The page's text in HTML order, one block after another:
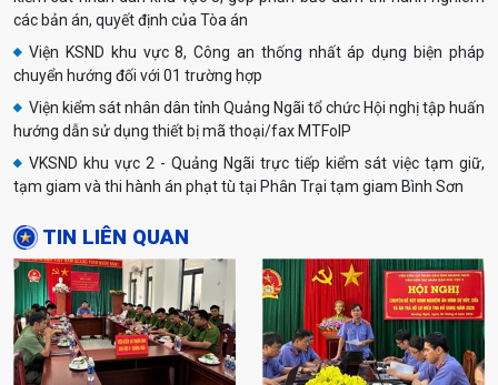
các bản án, quyết định của Tòa án
Viện KSND khu vực 8, Công an thống nhất áp dụng biện pháp
chuyển hướng đối với 01 trường hợp
Viện kiểm sát nhân dân tỉnh Quảng Ngãi tổ chức Hội nghị tập huấn
hướng dẫn sử dụng thiết bị mã thoại/fax MTFoIP
VKSND khu vực 2 - Quảng Ngãi trực tiếp kiểm sát việc tạm giữ,
tạm giam và thi hành án phạt tù tại Phân Trại tạm giam Bình Sơn
TIN LIÊN QUAN